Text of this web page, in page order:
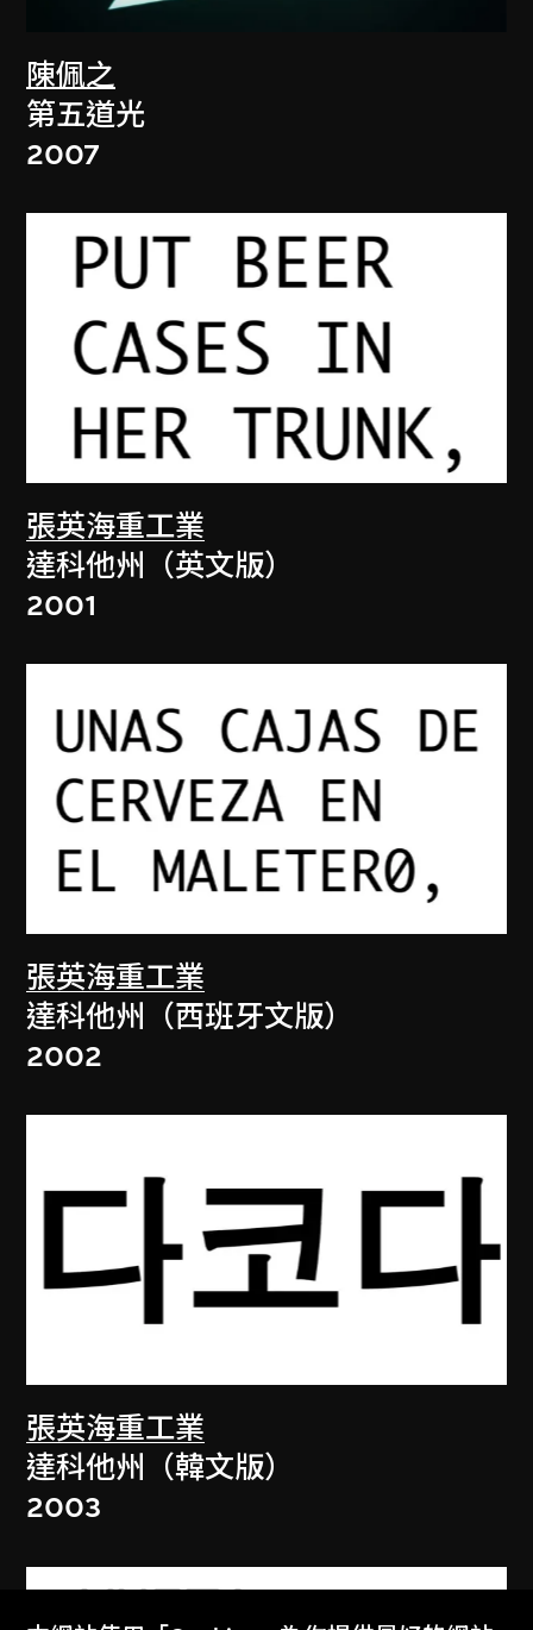
陳佩之
第五道光
2007
張英海重工業
達科他州（英文版）
2001
張英海重工業
達科他州（西班牙文版）
2002
張英海重工業
達科他州（韓文版）
2003